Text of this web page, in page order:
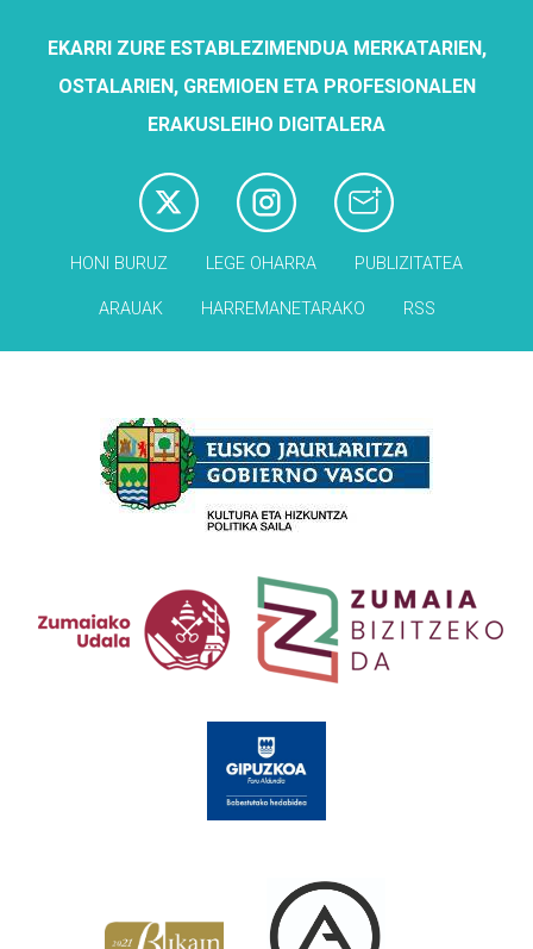
EKARRI ZURE ESTABLEZIMENDUA MERKATARIEN,
OSTALARIEN, GREMIOEN ETA PROFESIONALEN
ERAKUSLEIHO DIGITALERA
HONI BURUZ LEGE OHARRA PUBLIZITATEA
ARAUAK HARREMANETARAKO RSS